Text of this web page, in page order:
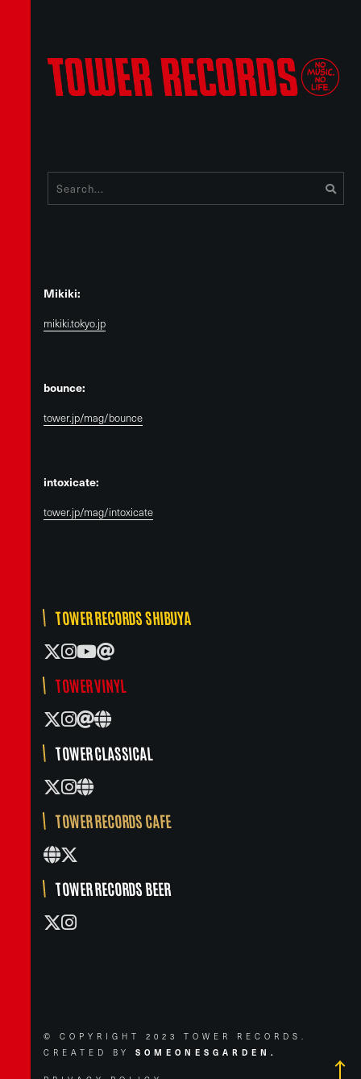
Mikiki:
mikiki.tokyo.jp
bounce:
tower.jp/mag/bounce
intoxicate:
tower.jp/mag/intoxicate
TOWER RECORDS SHIBUYA
TOWER VINYL
TOWER CLASSICAL
TOWER RECORDS CAFE
TOWER RECORDS BEER
© COPYRIGHT 2023 TOWER RECORDS.
CREATED BY SOMEONESGARDEN.